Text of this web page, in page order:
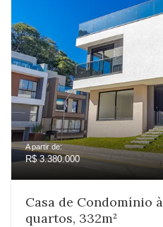
A partir de:
R$ 3.380.000
Casa de Condomínio
quartos, 332m²